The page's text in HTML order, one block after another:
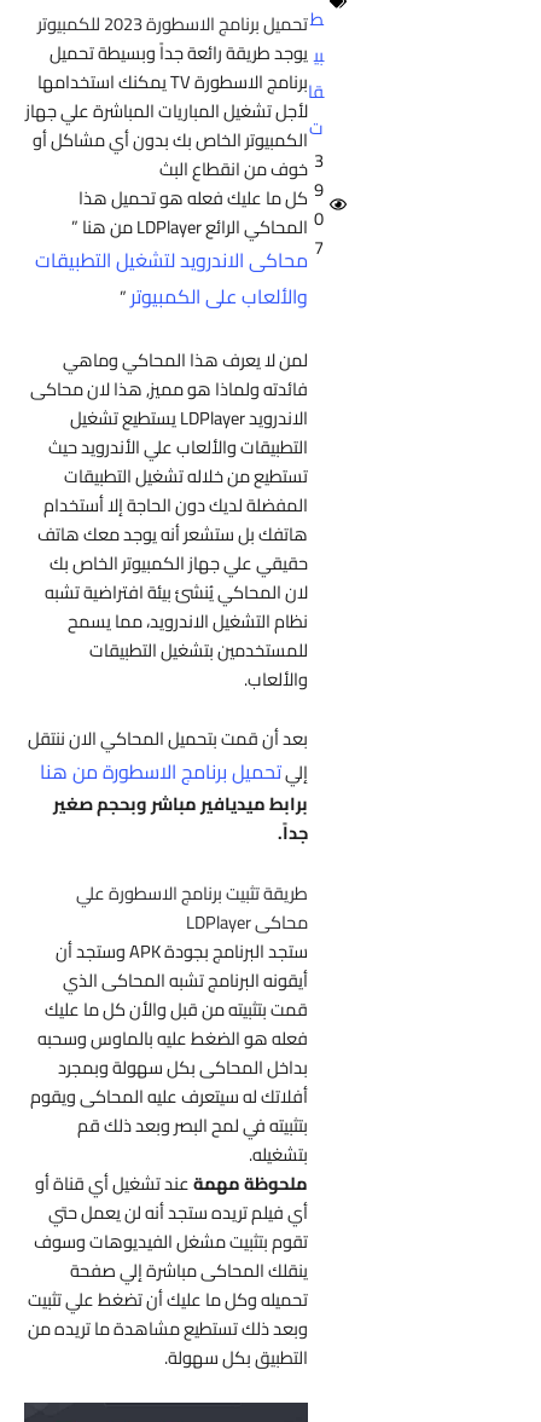
ط
قا
ت
0
تحميل برنامج الاسطورة 2023 للكمبيوتر
يوجد طريقة رائعة جداً وبسيطة تحميل
برنامج الاسطورة TV يمكنك استخدامها
لأجل تشغيل المباريات المباشرة علي جهاز
الكمبيوتر الخاص بك بدون أي مشاكل أو
خوف من انقطاع البث
كل ما عليك فعله هو تحميل هذا
المحاكي الرائع LDPlayer من هنا ”
محاكى الاندرويد لتشغيل التطبيقات
والألعاب على الكمبيوتر”
لمن لا يعرف هذا المحاكي وماهي
فائدته ولماذا هو مميز, هذا لان محاكى
الاندرويد LDPlayer يستطيع تشغيل
التطبيقات والألعاب علي الأندرويد حيث
تستطيع من خلاله تشغيل التطبيقات
المفضلة لديك دون الحاجة إلا أستخدام
هاتفك بل ستشعر أنه يوجد معك هاتف
حقيقي علي جهاز الكمبيوتر الخاص بك
لان المحاكي يُنشئ بيئة افتراضية تشبه
نظام التشغيل الاندرويد، مما يسمح
للمستخدمين بتشغيل التطبيقات
والألعاب.
بعد أن قمت بتحميل المحاكي الان ننتقل
إليتحميل برنامج الاسطورة من هنا
برابط ميديافير مباشر وبحجم صغير
جداً.
طريقة تثبيت برنامج الاسطورة علي
محاكى LDPlayer
ستجد البرنامج بجودة APK وستجد أن
أيقونه البرنامج تشبه المحاكى الذي
قمت بتثبيته من قبل والأن كل ما عليك
فعله هو الضغط عليه بالماوس وسحبه
بداخل المحاكى بكل سهولة وبمجرد
أفلاتك له سيتعرف عليه المحاكى ويقوم
بتثبيته في لمح البصر وبعد ذلك قم
بتشغيله.
ملحوظة مهمةعند تشغيل أي قناة أو
أي فيلم تريده ستجد أنه لن يعمل حتي
تقوم بتثبيت مشغل الفيديوهات وسوف
ينقلك المحاكى مباشرة إلي صفحة
تحميله وكل ما عليك أن تضغط علي تثبيت
وبعد ذلك تستطيع مشاهدة ما تريده من
التطبيق بكل سهولة.